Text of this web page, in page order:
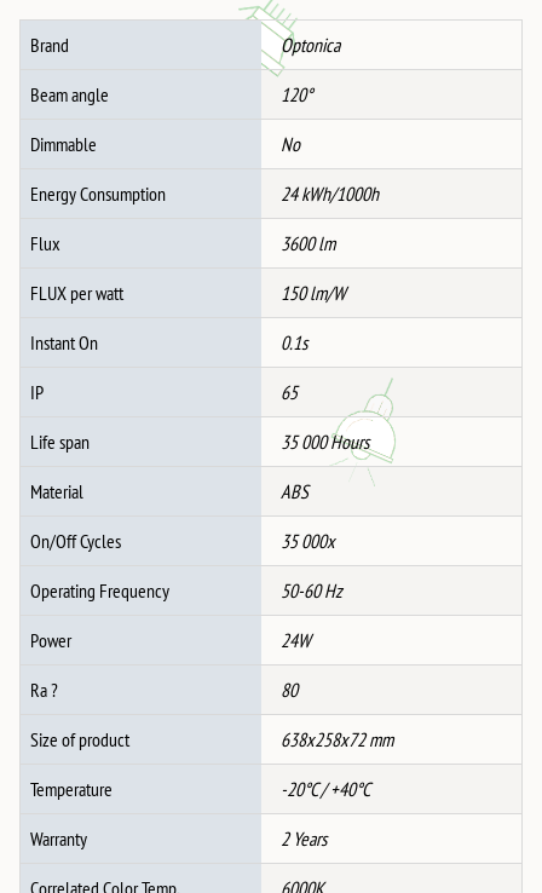
Далечински
Управувач
количина
Brand Optonica
Beam angle 120°
Dimmable No
Energy Consumption 24 kWh/1000h
Flux 3600 lm
FLUX per watt 150 lm/W
Instant On 0.1s
IP 65
Life span 35 000 Hours
Material ABS
On/Off Cycles 35 000x
Operating Frequency 50-60 Hz
Power 24W
Ra ? 80
Size of product 638x258x72 mm
Temperature -20°C / +40°C
Warranty 2 Years